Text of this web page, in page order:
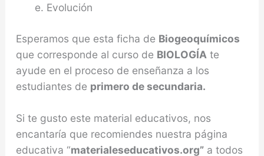
Evolución
Esperamos que esta ficha de Biogeoquímicos
que corresponde al curso de BIOLOGÍA te
ayude en el proceso de enseñanza a los
estudiantes de primero de secundaria.
Si te gusto este material educativos, nos
encantaría que recomiendes nuestra página
educativa “materialeseducativos.org”a todos